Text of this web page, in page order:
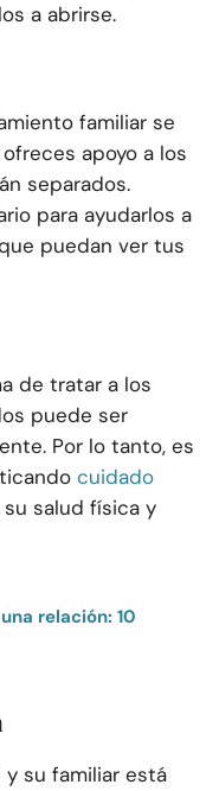
a abrirse.
familiar se
apoyo a los
separados.
para ayudarlos a
puedan ver tus
de tratar a los
puede ser
Por lo tanto, es
cuidado
salud física y
relación: 10
su familiar está